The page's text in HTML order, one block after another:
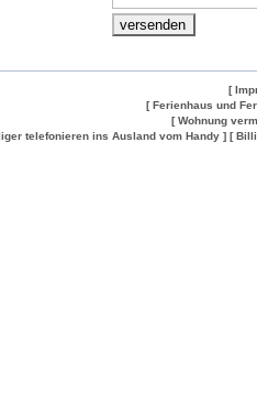
[
[ Ferienhaus und
[ Wohnung
telefonieren ins Ausland vom Handy ] [